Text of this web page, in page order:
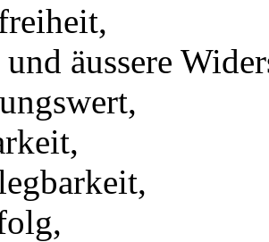
äussere